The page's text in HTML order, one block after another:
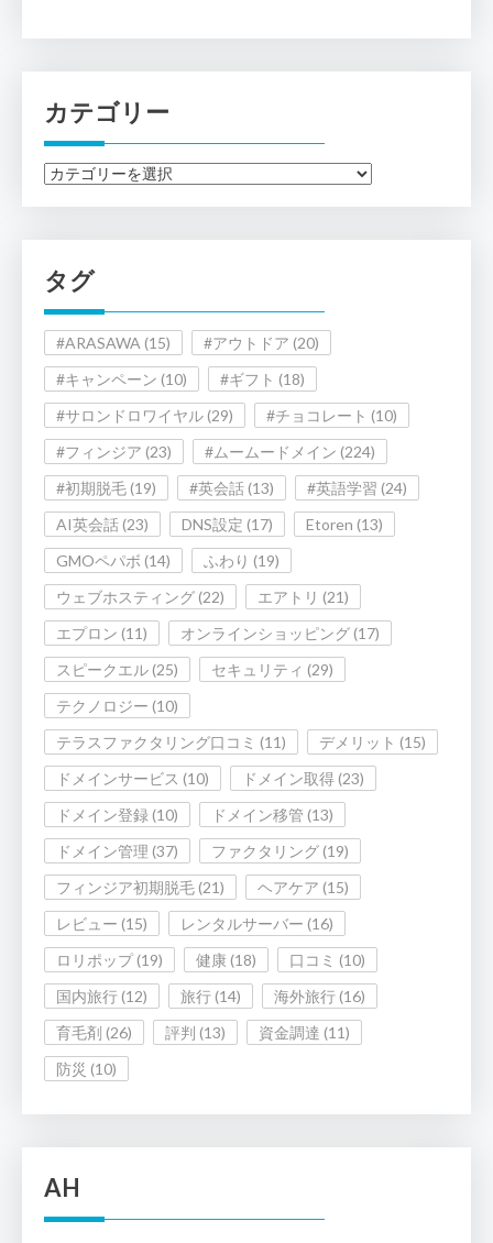
カテゴリー
カ
タグ
#ARASAWA (15) #アウトドア (20)
#キャンペーン (10) #ギフト (18)
#サロンドロワイヤル(29) #チョコレート (10)
#フィンジア (23) #ムームードメイン (224)
#初期脱毛(19) #英会話(13) #英語学習 (24)
AI英会話(23) DNS設定 (17) Etoren (13)
GMOペパボ (14) ふわり (19)
ウェブホスティング(22) エアトリ (21)
エプロン (11) オンラインショッピング(17)
スピークエル(25) セキュリティ (29)
テクノロジー (10)
テラスファクタリング口コミ (11) デメリット (15)
ドメインサービス (10) ドメイン取得(23)
ドメイン登録 (10) ドメイン移管 (13)
ドメイン管理 (37) ファクタリング(19)
フィンジア初期脱毛(21) ヘアケア (15)
レビュー (15) レンタルサーバー (16)
ロリポップ(19) 健康(18) 口コミ (10)
国内旅行(12) 旅行(14) 海外旅行(16)
育毛剤 (26) 評判 (13) 資金調達 (11)
防災 (10)
AH